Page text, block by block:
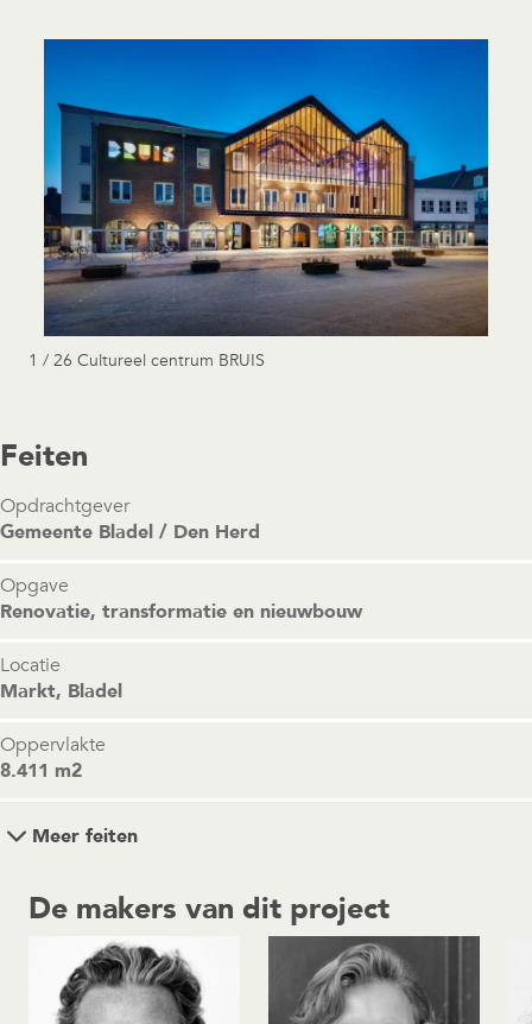
1 / 26 Cultureel centrum BRUIS
Feiten
Opdrachtgever
Gemeente Bladel / Den Herd
Opgave
Renovatie, transformatie en nieuwbouw
Locatie
Markt, Bladel
Oppervlakte
8.411 m2
Meer feiten
De makers van dit project